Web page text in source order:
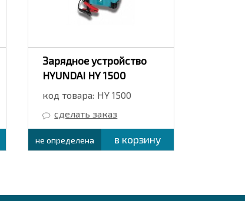
Зарядное устройство
HYUNDAI HY 1500
код товара: HY 1500
сделать заказ
не определена в корзину